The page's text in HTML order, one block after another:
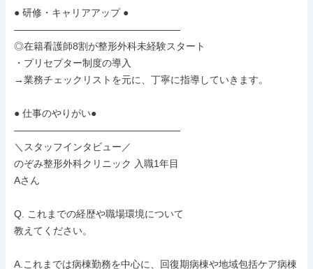
● 研修・キャリアアップ ●
―――――――――――――――――
◎在籍看護師8割が整形外科未経験スタート
・プリセプター制度の導入
→業務チェックリストを元に、丁寧に指導していきます。
● 仕事のやりがい●
―――――――――――――――――
＼スタッフインタビュー／
のぞみ整形外科クリニック 入職1年目
Aさん
Q. これまでの経歴や職場環境について
教えてください。
A.これまでは病棟勤務を中心に、回復期病棟や地域包括ケア病棟